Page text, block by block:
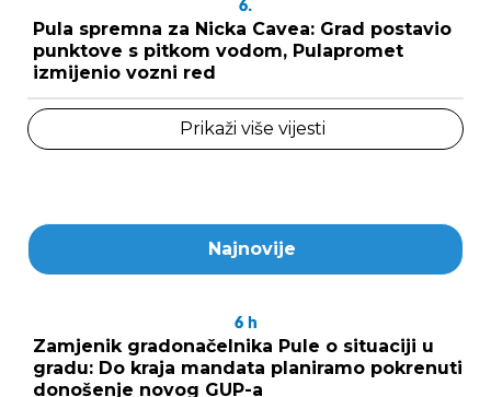
6.
Pula spremna za Nicka Cavea: Grad postavio
punktove s pitkom vodom, Pulapromet
izmijenio vozni red
Prikaži više vijesti
Najnovije
6 h
Zamjenik gradonačelnika Pule o situaciji u
gradu: Do kraja mandata planiramo pokrenuti
donošenje novog GUP-a